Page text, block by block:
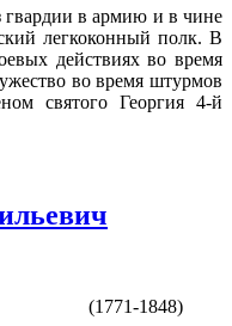
гвардии в армию и в чине
легкоконный полк. В
действиях во время
во время штурмов
святого Георгия 4-й
(1771-1848)